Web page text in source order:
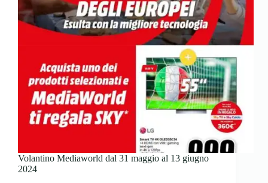
Volantino Mediaworld dal 31 maggio al 13 giugno
2024